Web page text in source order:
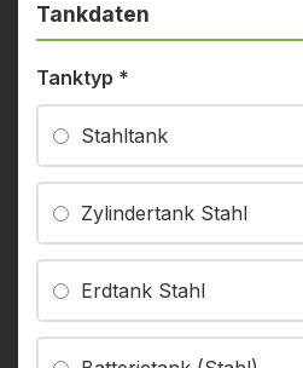
Tankdaten
Tanktyp *
Stahltank
Zylindertank Stahl
Erdtank Stahl